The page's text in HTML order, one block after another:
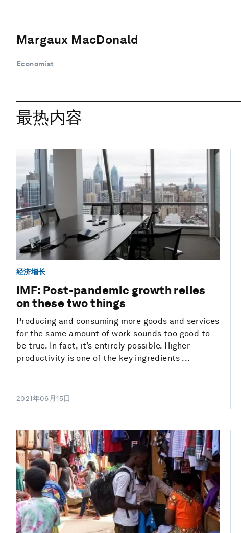
Margaux MacDonald
Economist
最热内容
经济增长
IMF: Post-pandemic growth relies
on these two things
Producing and consuming more goods and services
for the same amount of work sounds too good to
be true. In fact, it’s entirely possible. Higher
productivity is one of the key ingredients ...
2021年06月15日